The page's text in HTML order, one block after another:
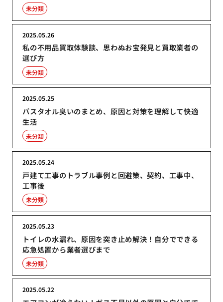
未分類
私の不用品買取体験談、思わぬお宝発見と買取業者の
選び方
2025.05.26
未分類
バスタオル臭いのまとめ、原因と対策を理解して快適
生活
2025.05.25
未分類
戸建て工事のトラブル事例と回避策、契約、工事中、
工事後
2025.05.24
未分類
トイレの水漏れ、原因を突き止め解決！自分でできる
応急処置から業者選びまで
2025.05.23
未分類
2025.05.22